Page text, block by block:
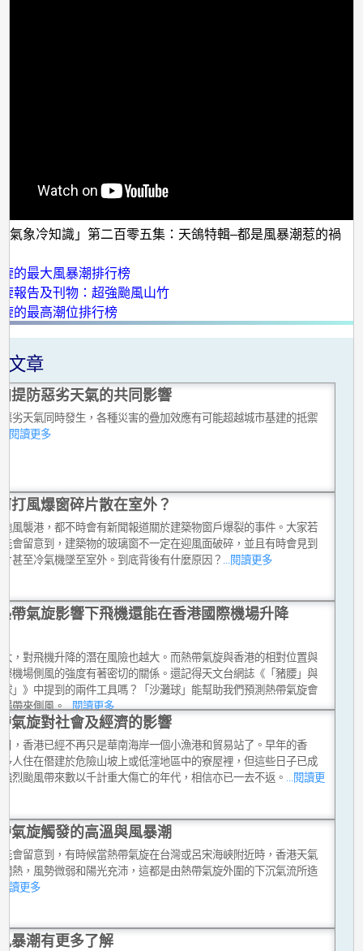
氣象冷知識」第二百零五集：天鴿特輯–都是風暴潮惹的禍
的最大風暴潮排行榜
報告及刊物：超強颱風山竹
的最高潮位排行榜
文章
提防惡劣天氣的共同影響
劣天氣同時發生，各種災害的疊加效應有可能超越城市基建的抵禦
...閱讀更多
打風爆窗碎片散在室外？
風襲港，都不時會有新聞報道關於建築物窗戶爆裂的事件。大家若
會留意到，建築物的玻璃窗不一定在迎風面破碎，並且有時會見到
甚至冷氣機墜至室外。到底背後有什麼原因？
...閱讀更多
帶氣旋影響下飛機還能在香港國際機場升降
，對飛機升降的潛在風險也越大。而熱帶氣旋與香港的相對位置與
機場側風的強度有著密切的關係。還記得天文台網誌《「豬腰」與
」》中提到的兩件工具嗎？「沙灘球」能幫助我們預測熱帶氣旋會
帶來側風。
...閱讀更多
氣旋對社會及經濟的影響
，香港已經不再只是華南海岸一個小漁港和貿易站了。早年的香
人住在僭建於危險山坡上或低漥地區中的寮屋裡，但這些日子已成
烈颱風帶來數以千計重大傷亡的年代，相信亦已一去不返。 ...閱讀更
氣旋觸發的高溫與風暴潮
會留意到，有時候當熱帶氣旋在台灣或呂宋海峽附近時，香港天氣
熱，風勢微弱和陽光充沛，這都是由熱帶氣旋外圍的下沉氣流所造
讀更多
暴潮有更多了解